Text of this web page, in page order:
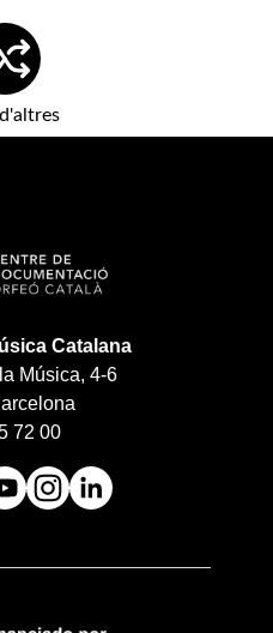
Catalana
Música, 4-6
72 00